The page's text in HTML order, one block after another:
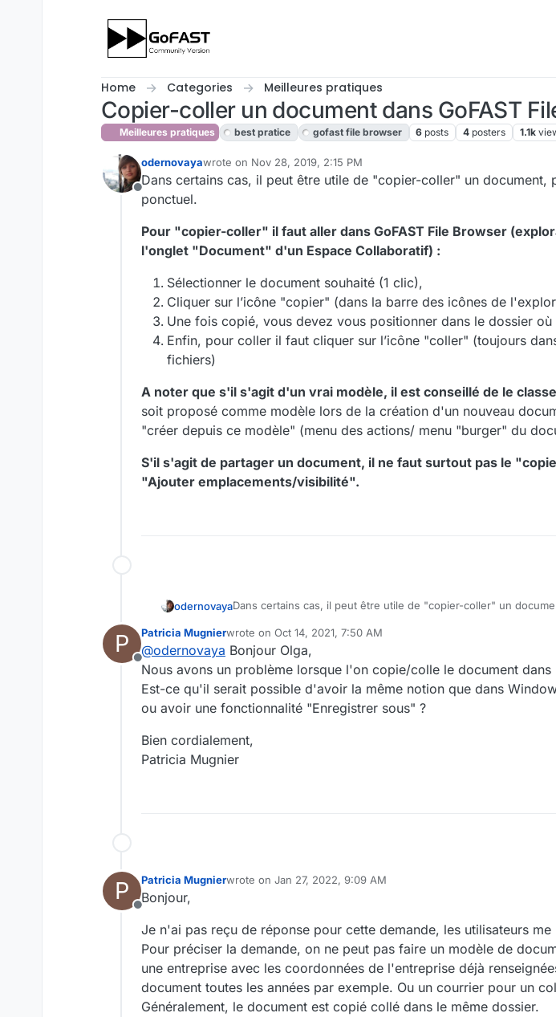
Home Categories Meilleures pratiques
Copier-coller un document dans GoFAST
Meilleures pratiques best pratice gofast file browser 6 posts 4 posters 1.1k
Offline
odernovayawrote on Nov 28, 2019, 2:15 PM
last edited by odernovaya Nov 28, 2019, 3:17 PM
Dans certains cas, il peut être utile de "copier-coller" un
ponctuel.
Pour "copier-coller" il faut aller dans GoFAST File Browser
l'onglet "Document" d'un Espace Collaboratif) :
Sélectionner le document souhaité (1 clic),
Cliquer sur l’icône "copier" (dans la barre des icônes de
Une fois copié, vous devez vous positionner dans le dossier
Enfin, pour coller il faut cliquer sur l’icône "coller" (toujours
fichiers)
A noter que s'il s'agit d'un vrai modèle, il est conseillé de le
soit proposé comme modèle lors de la création d'un nouveau
"créer depuis ce modèle" (menu des actions/ menu "burger" du
S'il s'agit de partager un document, il ne faut surtout pas le
"Ajouter emplacements/visibilité".
odernovayaDans certains cas, il peut être utile de "copier-coller" un
Pour "copier-coller" il faut aller dans GoFAST File Browser
"Document" d'un Espace Collaboratif) :
Sélectionner le document souhaité (1 clic),
Cliquer sur l’icône "copier" (dans la barre des icônes de
Une fois copié, vous devez vous positionner dans le
Enfin, pour coller il faut cliquer sur l’icône "coller"
A noter que s'il s'agit d'un vrai modèle, il est conseillé de le
proposé comme modèle lors de la création d'un nouveau
ce modèle" (menu des actions/ menu "burger" du document).
S'il s'agit de partager un document, il ne faut surtout pas le
P
Offline
Patricia Mugnierwrote on Oct 14, 2021, 7:50 AM
last edited by
@odernovaya Bonjour Olga,
Nous avons un problème lorsque l'on copie/colle le document dans
Est-ce qu'il serait possible d'avoir la même notion que dans
ou avoir une fonctionnalité "Enregistrer sous" ?
Bien cordialement,
Patricia Mugnier
P
Offline
Patricia Mugnierwrote on Jan 27, 2022, 9:09 AM
last edited by
Bonjour,
Je n'ai pas reçu de réponse pour cette demande, les utilisateurs me
Pour préciser la demande, on ne peut pas faire un modèle de
une entreprise avec les coordonnées de l'entreprise déjà
document toutes les années par exemple. Ou un courrier pour un
Généralement, le document est copié collé dans le même dossier.